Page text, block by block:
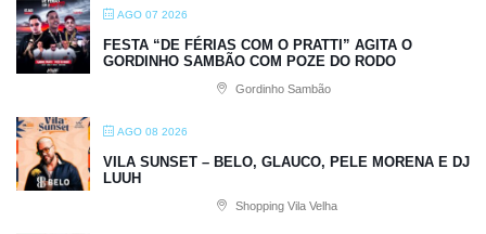
AGO 07 2026
FESTA “DE FÉRIAS COM O PRATTI” AGITA O
GORDINHO SAMBÃO COM POZE DO RODO
Gordinho Sambão
AGO 08 2026
VILA SUNSET – BELO, GLAUCO, PELE MORENA E DJ
LUUH
Shopping Vila Velha